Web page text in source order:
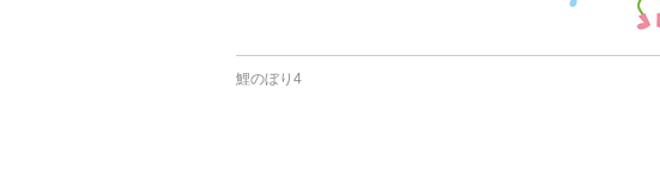
鯉のぼり4